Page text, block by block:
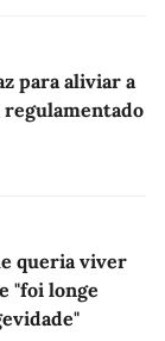
para aliviar a
regulamentado
queria viver
"foi longe